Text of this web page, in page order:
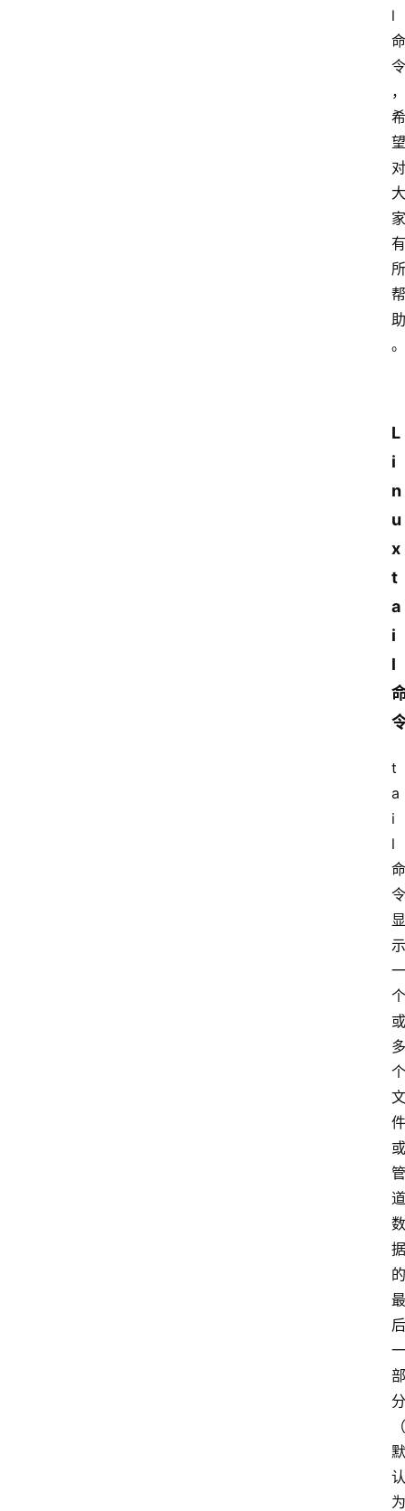
l
命
令
，
希
望
对
大
家
有
所
帮
助
。
L
i
n
u
x
t
a
i
l
t
a
i
l
命
令
显
示
一
个
或
多
个
文
件
或
管
道
数
据
的
最
后
一
部
分
（
默
认
为